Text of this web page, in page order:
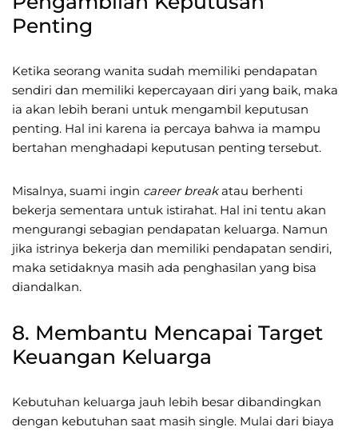
Penting
Ketika seorang wanita sudah memiliki pendapatan
sendiri dan memiliki kepercayaan diri yang baik, maka
ia akan lebih berani untuk mengambil keputusan
penting. Hal ini karena ia percaya bahwa ia mampu
bertahan menghadapi keputusan penting tersebut.
Misalnya, suami ingin career breakatau berhenti
bekerja sementara untuk istirahat. Hal ini tentu akan
mengurangi sebagian pendapatan keluarga. Namun
jika istrinya bekerja dan memiliki pendapatan sendiri,
maka setidaknya masih ada penghasilan yang bisa
diandalkan.
8. Membantu Mencapai Target
Keuangan Keluarga
Kebutuhan keluarga jauh lebih besar dibandingkan
dengan kebutuhan saat masih single. Mulai dari biaya